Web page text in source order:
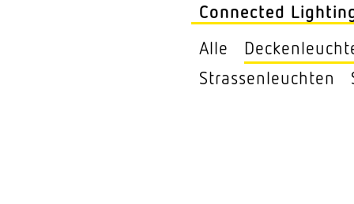
Decken­leuchten
Pendel­leuchten
Connected
Alle
Stras­sen­leuchten